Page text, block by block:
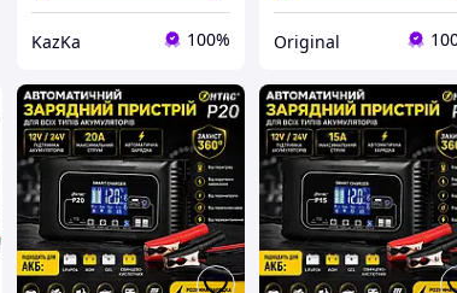
KazKa 100% Original